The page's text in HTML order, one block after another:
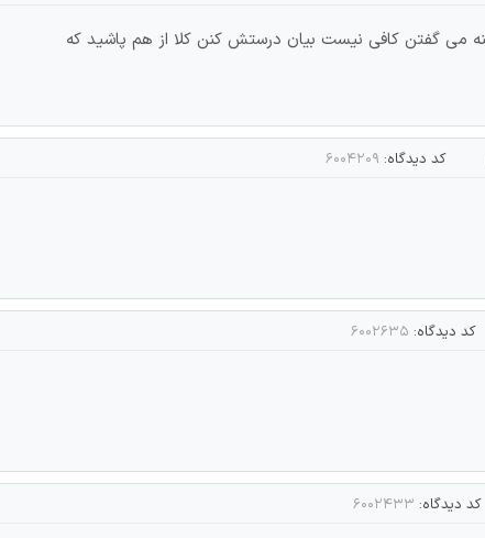
می گفتن کافی نیست بیان درستش کنن کلا از هم پاشید که
کد دیدگاه: ۶۰۰۴۲۰۹
کد دیدگاه: ۶۰۰۲۶۳۵
کد دیدگاه: ۶۰۰۲۴۳۳